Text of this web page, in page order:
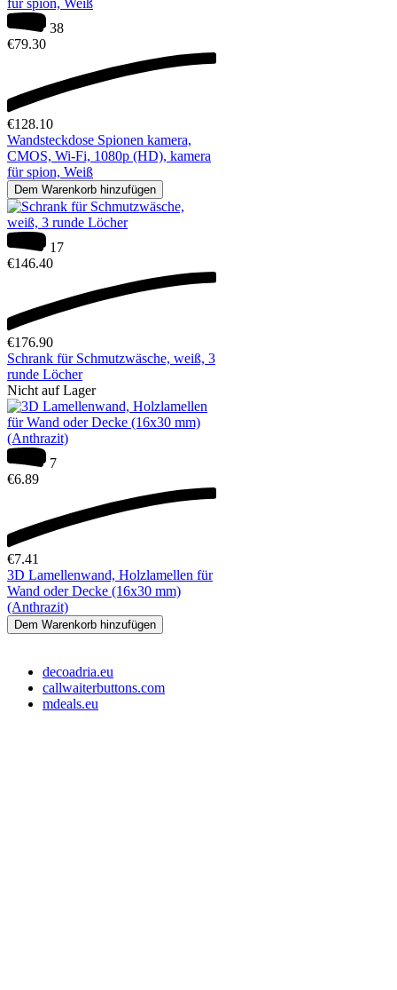
38
€79.30
€128.10
Wandsteckdose Spionen kamera,
CMOS, Wi-Fi, 1080p (HD), kamera
für spion, Weiß
Dem Warenkorb hinzufügen
17
€146.40
€176.90
Schrank für Schmutzwäsche, weiß, 3
runde Löcher
Nicht auf Lager
7
€6.89
€7.41
3D Lamellenwand, Holzlamellen für
Wand oder Decke (16x30 mm)
(Anthrazit)
Dem Warenkorb hinzufügen
decoadria.eu
callwaiterbuttons.com
mdeals.eu